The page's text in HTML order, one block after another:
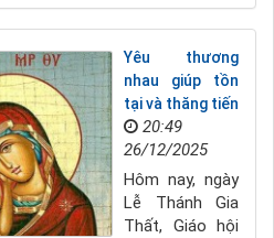
Yêu thương
nhau giúp tồn
tại và thăng tiến
20:49
26/12/2025
Hôm nay, ngày
Lễ Thánh Gia
Thất, Giáo hội